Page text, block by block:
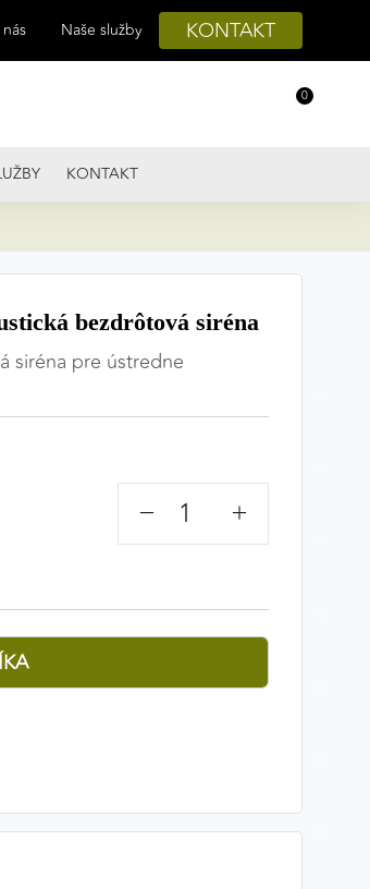
Naše služby KONTAKT
0
KONTAKT
bezdrôtová siréna
siréna pre ústredne
− +